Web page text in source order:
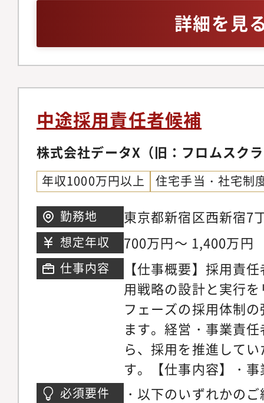
ただきます。【主な
用の戦略立案から実
求人設計・採用要件
拓・集客施策の企画
準の策定・オファー
でのリードDevRel活
術広報戦略の策定・
トの企画・運営・技
進・技術カンファレ
限らず下記のミッシ
業務を行っていただ
ン】・3カ年・300人
クト・社長直下AI
Labでの自社開発環
（DevRel、エンジニ
の立ち上げ・MANA
ド案件の構築支援体
開に向けた東アジア
ジニア採用の強化（
標）【主な採用ポジ
ンのみの方不可・高
採用支援事業の経験
詳細を見
中途採用責任者候補
株式会社データX（旧：フロムスク
年収1000万円以上 住宅手当・社宅制
勤務地
東京都新宿区西新宿7
西新宿ビル26階●最
駅地下鉄丸の内線「
歩約5分JR線「新宿
想定年収 700万円～ 1,400万円
仕事内容
【仕事概要】採用責
用戦略の設計と実行
フェーズの採用体制
ます。経営・事業責
ら、採用を推進して
す。【仕事内容】・
た採用目標・KPI設
必須要件
・以下のいずれかの